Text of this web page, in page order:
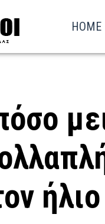
HOME
ήλιο